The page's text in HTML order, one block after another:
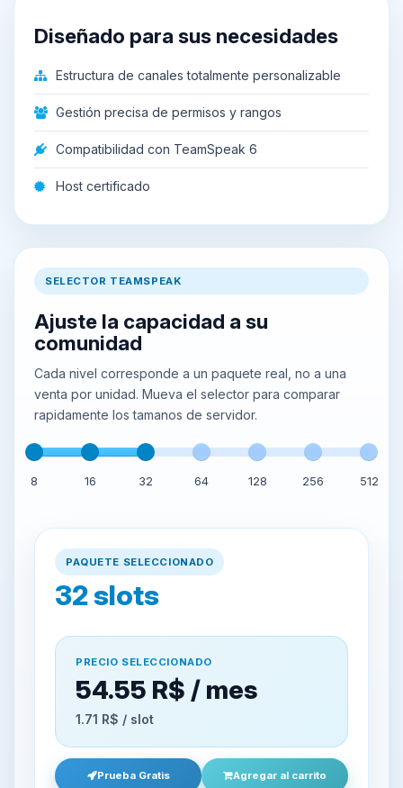
Diseñado para sus necesidades
Estructura de canales totalmente personalizable
Gestión precisa de permisos y rangos
Compatibilidad con TeamSpeak 6
Host certificado
SELECTOR TEAMSPEAK
Ajuste la capacidad a su
comunidad
Cada nivel corresponde a un paquete real, no a una
venta por unidad. Mueva el selector para comparar
rapidamente los tamanos de servidor.
8 16 32 64 128 256 512
PAQUETE SELECCIONADO
32slots
PRECIO SELECCIONADO
54.55 R$ / mes
1.71 R$ / slot
Prueba Gratis Agregar al carrito